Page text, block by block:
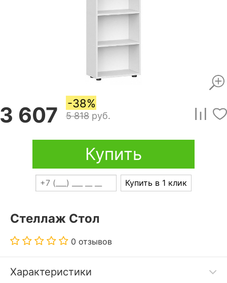
3 607 -38%
5 818 руб.
Купить
Купить в 1 клик
Стеллаж Стол
0 отзывов
Характеристики